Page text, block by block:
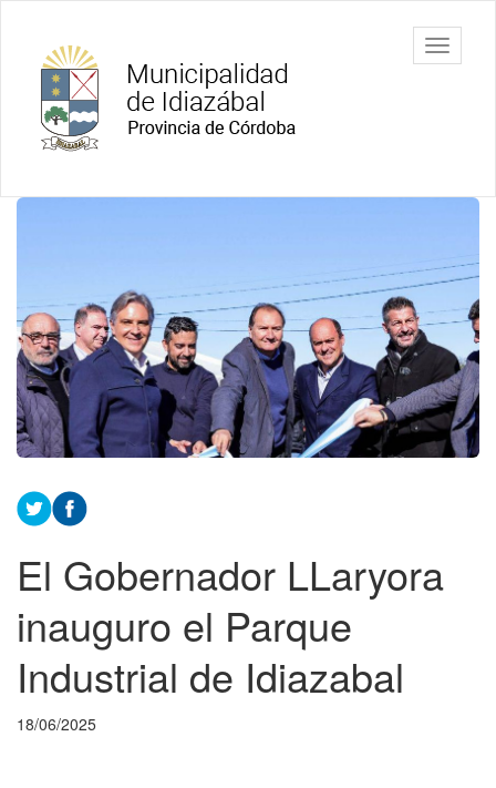
contenido
principal
Municipalidad
de Idiazábal
barra
Contenido
El Gobernador LLaryora
inauguro el Parque
Industrial de Idiazabal
18/06/2025